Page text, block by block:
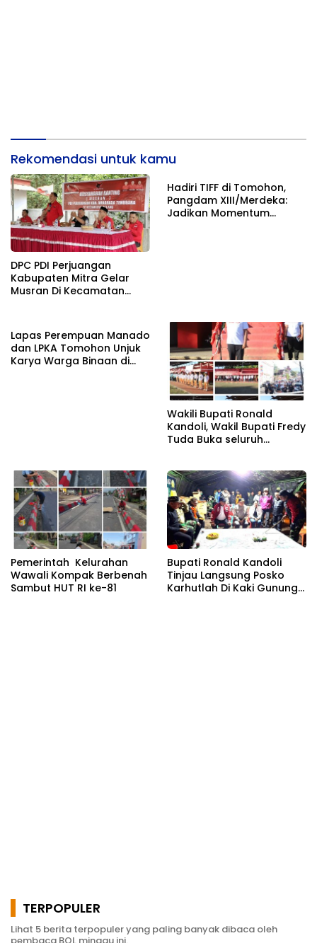
Rekomendasi untuk kamu
DPC PDI Perjuangan
Kabupaten Mitra Gelar
Musran Di Kecamatan
Hadiri TIFF di Tomohon,
Pangdam XIII/Merdeka:
Jadikan Momentum
Lapas Perempuan Manado
dan LPKA Tomohon Unjuk
Karya Warga Binaan di
Wakili Bupati Ronald
Kandoli, Wakil Bupati Fredy
Tuda Buka seluruh
Pemerintah Kelurahan
Wawali Kompak Berbenah
Sambut HUT RI ke-81
Bupati Ronald Kandoli
Tinjau Langsung Posko
Karhutlah Di Kaki Gunung
TERPOPULER
Lihat 5 berita terpopuler yang paling banyak dibaca oleh